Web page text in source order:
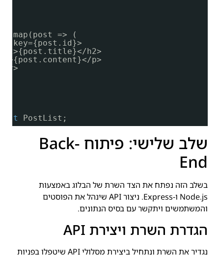
=> (
key={post.id}>
h2>
p>
PostList;
שלב שלישי: פיתוח Back-
End
בשלב הזה נפתח את הצד השרת של הבלוג באמצעות
Node.js ו-Express. ניצור API שינהל את הפוסטים
והמשתמשים ויתקשר עם בסיס הנתונים.
הגדרת השרת ויצירת API
נגדיר את השרת ונתחיל ביצירת מסלולי API שיטפלו בפניות